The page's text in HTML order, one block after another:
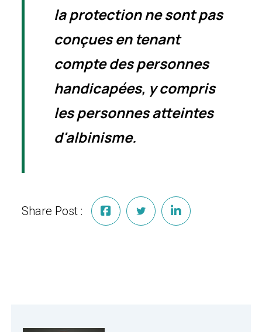
la protection ne sont pas
conçues en tenant
compte des personnes
handicapées, y compris
les personnes atteintes
d'albinisme.
Share Post :